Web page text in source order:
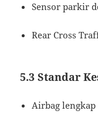
Sensor parkir
Rear Cross
5.3 Standar
Airbag